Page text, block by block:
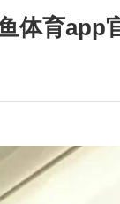
体育app